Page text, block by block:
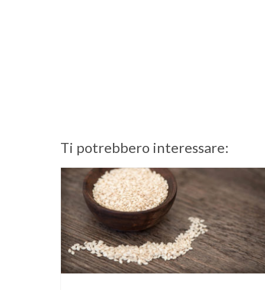
Ti potrebbero interessare: